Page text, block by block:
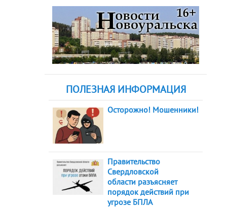
ПОЛЕЗНАЯ ИНФОРМАЦИЯ
Осторожно! Мошенники!
Правительство
Свердловской
области разъясняет
порядок действий при
угрозе БПЛА